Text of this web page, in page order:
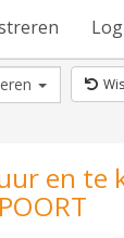
en te